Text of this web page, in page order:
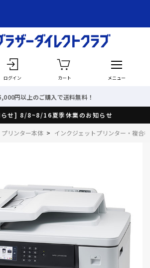
ログイン カート メニュー
円以上のご購入で送料無料！
せ] 8/8~8/16夏季休業のお知らせ
プリンター本体 > インクジェットプリンター・複合機